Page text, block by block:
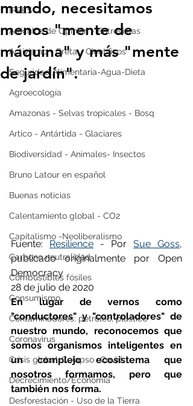
IPBES
Artículos de Opinión - Entrevistas
Activismo - Greta - Científicos
Seguridad Alimentaria-Agua-Dieta
Agroecología
Amazonas - Selvas tropicales - Bosq
Artico - Antártida - Glaciares
Biodiversidad - Animales- Insectos
Bruno Latour en español
Buenas noticias
Calentamiento global - CO2
Capitalismo -Neoliberalismo
Carbono neutralidad
Combustibles fósiles
Consumismo
Contaminadores: petróleo, plástico
Coronavirus
Crisis global-Colapso -Covid
Decrecimiento/Economía
Desforestación - Uso de la Tierra
mundo, necesitamos
menos "mente de
máquina" y más "mente
de jardín".
Fuente: Resilience - Por Sue Goss,
publicado originalmente por Open
Democracy
28 de julio de 2020
En lugar de vernos como
"conductores" y "controladores" de
nuestro mundo, reconocemos que
somos organismos inteligentes en
un complejo ecosistema que
nosotros formamos, pero que
también nos forma.